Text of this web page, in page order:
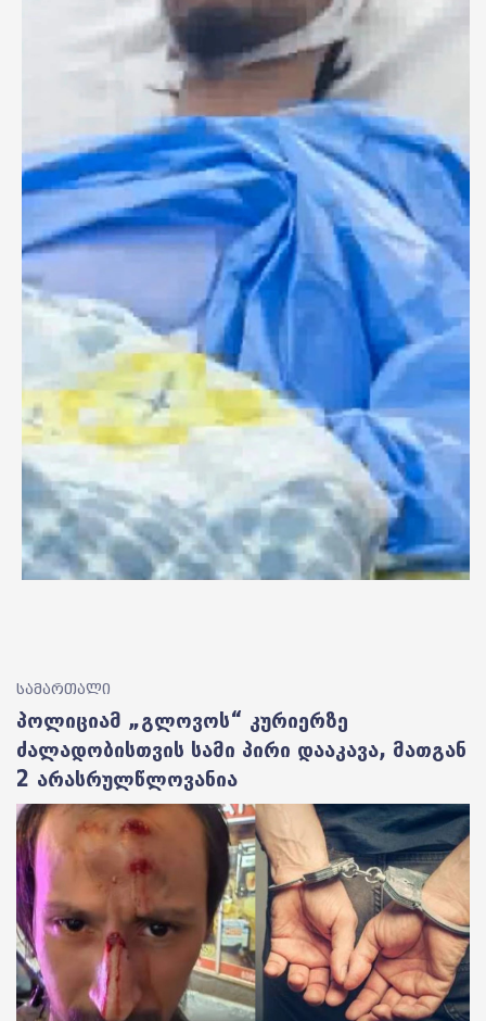
სამართალი
პოლიციამ „გლოვოს“ კურიერზე
ძალადობისთვის სამი პირი დააკავა, მათგან
2 არასრულწლოვანია